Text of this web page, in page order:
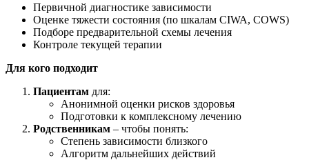
Первичной диагностике зависимости
Оценке тяжести состояния (по шкалам CIWA, COWS)
Подборе предварительной схемы лечения
Контроле текущей терапии
Для кого подходит
Пациентам для:
Анонимной оценки рисков здоровья
Подготовки к комплексному лечению
Родственникам – чтобы понять:
Степень зависимости близкого
Алгоритм дальнейших действий